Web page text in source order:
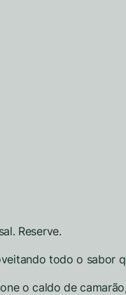
Reserve.
todo o sabor
o caldo de